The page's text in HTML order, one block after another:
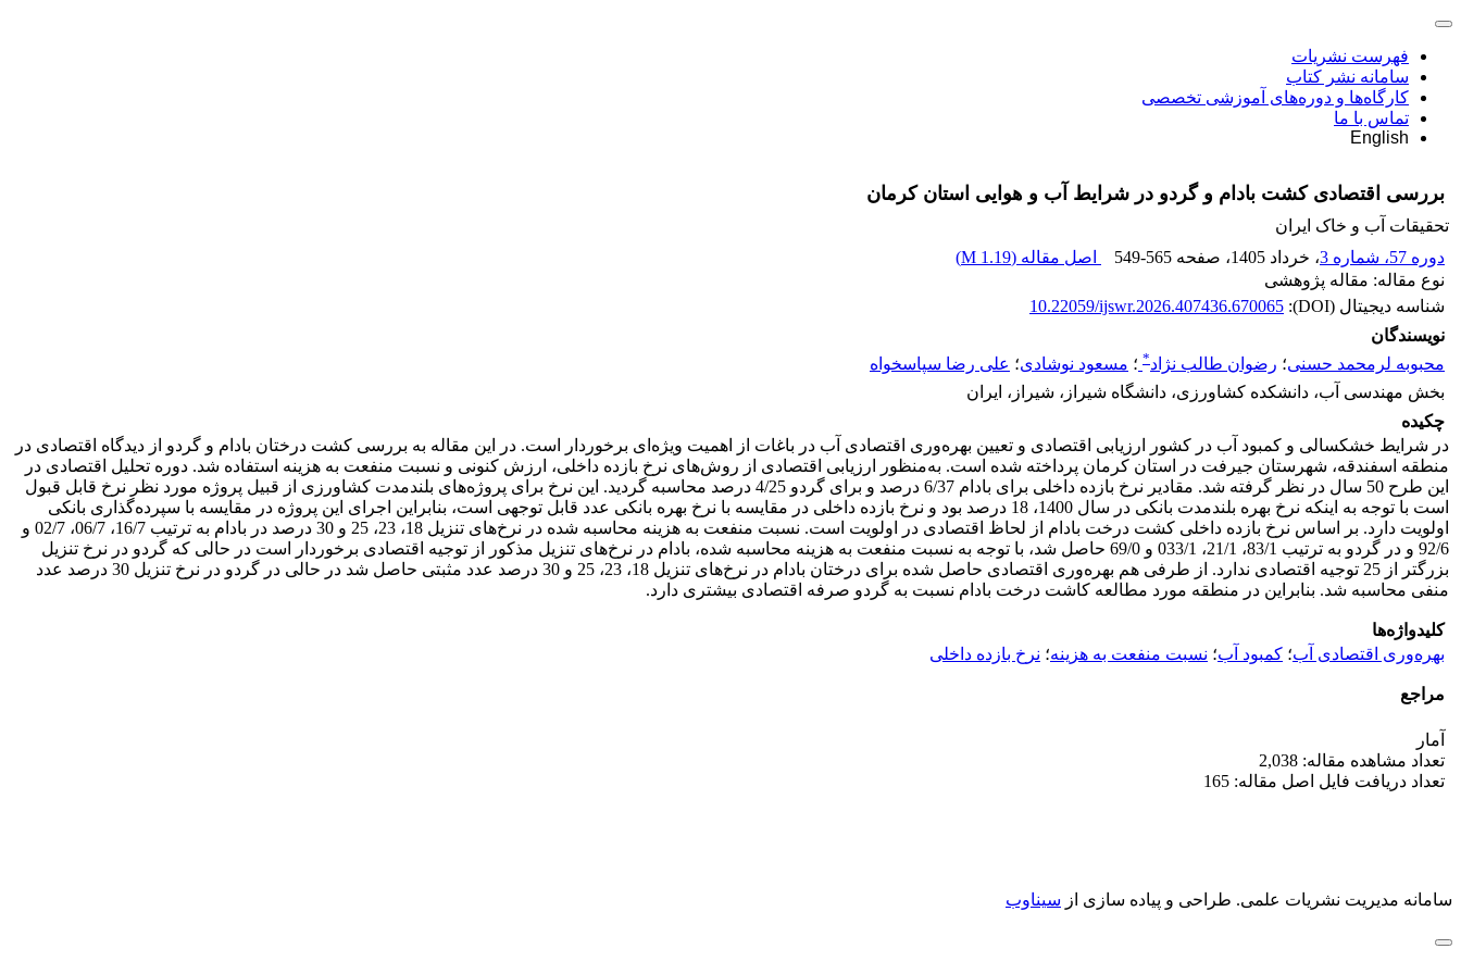
فهرست نشریات
سامانه نشر کتاب
کارگاه‌ها و دوره‌های آموزشی تخصصی
تماس با ما
English
بررسی اقتصادی کشت بادام و گردو در شرایط آب و هوایی استان کرمان
تحقیقات آب و خاک ایران
دوره 57، شماره 3
، خرداد 1405 ، صفحه 549-565 اصل مقاله (1.19 M
)
نوع مقاله: مقاله پژوهشی
شناسه دیجیتال (DOI):
10.22059/ijswr.2026.407436.670065
نویسندگان
محبوبه لرمحمد حسنی؛ رضوان طالب نژاد* ؛ مسعود نوشادی؛ علی رضا سپاسخواه
بخش مهندسی آب، دانشکده کشاورزی، دانشگاه شیراز، شیراز، ایران
چکیده
در شرایط خشکسالی و کمبود آب در کشور ارزیابی اقتصادی و تعیین بهره‌وری اقتصادی آب در باغات از اهمیت ویژه‌ای برخوردار است. در این مقاله به بررسی کشت درختان بادام و گردو از دیدگاه اقتصادی در
منطقه اسفندقه، شهرستان جیرفت در استان کرمان پرداخته شده است. به‌منظور ارزیابی اقتصادی از روش‌های نرخ بازده داخلی، ارزش کنونی و نسبت منفعت به هزینه استفاده شد. دوره تحلیل اقتصادی در
این طرح 50 سال در نظر گرفته شد. مقادیر نرخ بازده داخلی برای بادام 6/37 درصد و برای گردو 4/25 درصد محاسبه گردید. این نرخ برای پروژه‌های بلندمدت کشاورزی از قبیل پروژه مورد نظر نرخ قابل قبول
است با توجه به اینکه نرخ بهره بلندمدت بانکی در سال 1400، 18 درصد بود و نرخ بازده داخلی در مقایسه با نرخ بهره بانکی عدد قابل توجهی است، بنابراین اجرای این پروژه در مقایسه با سپرده‌گذاری بانکی
اولویت دارد. بر اساس نرخ بازده داخلی کشت درخت بادام از لحاظ اقتصادی در اولویت است. نسبت منفعت به هزینه محاسبه شده در نرخ‌های تنزیل 18، 23، 25 و 30 درصد در بادام به ترتیب 16/7، 06/7، 02/7 و
92/6 و در گردو به ترتیب 83/1، 21/1، 033/1 و 69/0 حاصل شد، با توجه به نسبت منفعت به هزینه محاسبه شده، بادام در نرخ‌های تنزیل مذکور از توجیه اقتصادی برخوردار است در حالی که گردو در نرخ تنزیل
بزرگتر از 25 توجیه اقتصادی ندارد. از طرفی هم بهره‌وری اقتصادی حاصل شده برای درختان بادام در نرخ‌های تنزیل 18، 23، 25 و 30 درصد عدد مثبتی حاصل شد در حالی در گردو در نرخ تنزیل 30 درصد عدد
منفی محاسبه شد. بنابراین در منطقه مورد مطالعه کاشت درخت بادام نسبت به گردو صرفه اقتصادی بیشتری دارد.
کلیدواژه‌ها
بهره‌وری اقتصادی آب؛ کمبود آب؛ نسبت منفعت به هزینه؛ نرخ بازده داخلی
مراجع
آمار
تعداد مشاهده مقاله: 2,038
تعداد دریافت فایل اصل مقاله: 165
سامانه مدیریت نشریات علمی. طراحی و پیاده سازی از سیناوب